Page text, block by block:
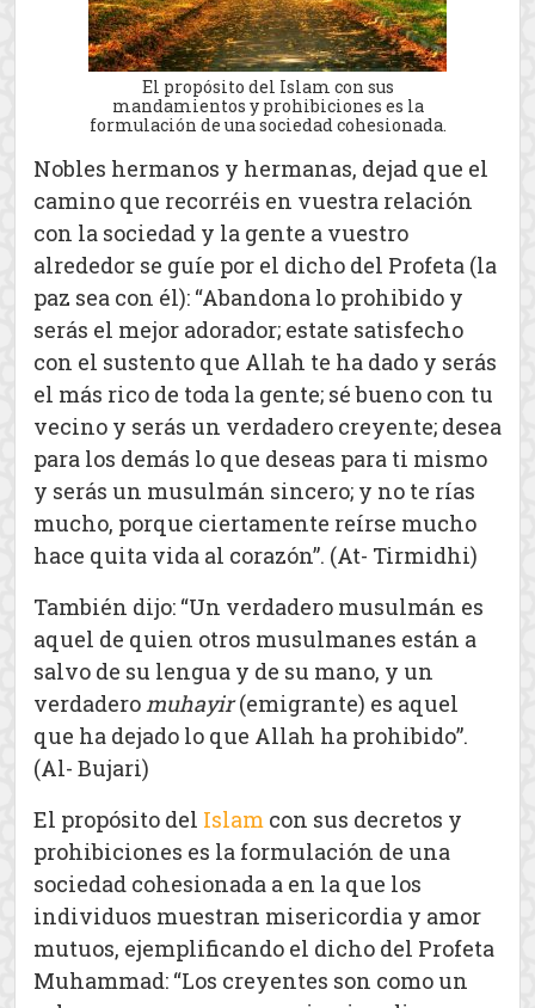
El propósito del Islam con sus
mandamientos y prohibiciones es la
formulación de una sociedad cohesionada.
Nobles hermanos y hermanas, dejad que el
camino que recorréis en vuestra relación
con la sociedad y la gente a vuestro
alrededor se guíe por el dicho del Profeta (la
paz sea con él): “Abandona lo prohibido y
serás el mejor adorador; estate satisfecho
con el sustento que Allah te ha dado y serás
el más rico de toda la gente; sé bueno con tu
vecino y serás un verdadero creyente; desea
para los demás lo que deseas para ti mismo
y serás un musulmán sincero; y no te rías
mucho, porque ciertamente reírse mucho
hace quita vida al corazón”. (At- Tirmidhi)
También dijo: “Un verdadero musulmán es
aquel de quien otros musulmanes están a
salvo de su lengua y de su mano, y un
verdaderomuhayir(emigrante) es aquel
que ha dejado lo que Allah ha prohibido”.
(Al- Bujari)
El propósito del Islam con sus decretos y
prohibiciones es la formulación de una
sociedad cohesionada a en la que los
individuos muestran misericordia y amor
mutuos, ejemplificando el dicho del Profeta
Muhammad: “Los creyentes son como un